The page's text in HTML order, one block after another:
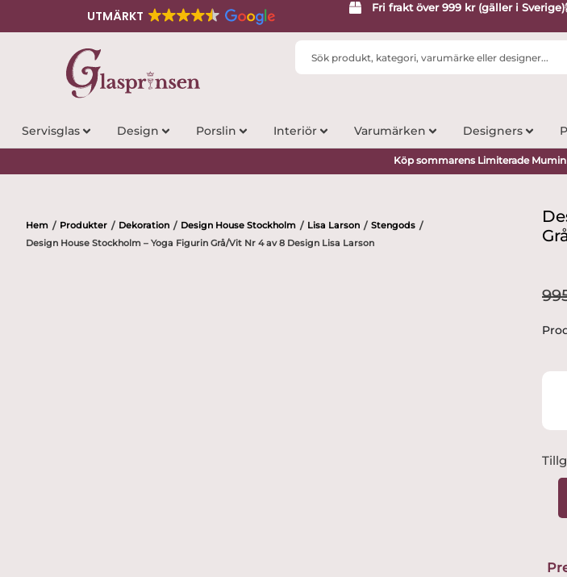
UTMÄRKT
Fri frakt över 999 kr (gäller i Sverige)
Search
Servisglas Design Porslin Interiör Varumärken Designers
Köp sommarens Limiterade
Hem / Produkter / Dekoration / Design House Stockholm / Lisa Larson / Stengods /
Design House Stockholm – Yoga Figurin Grå/Vit Nr 4 av 8 Design Lisa Larson